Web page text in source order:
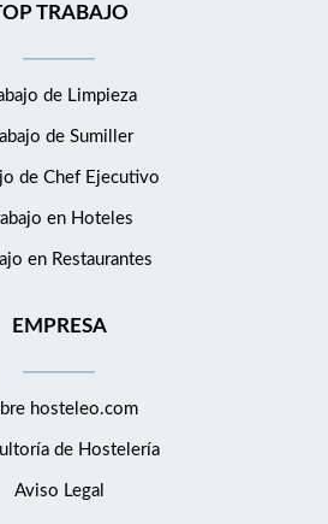
TRABAJO
de Limpieza
de Sumiller
de Chef Ejecutivo
en Hoteles
en Restaurantes
EMPRESA
hosteleo.com
de Hostelería
Aviso Legal